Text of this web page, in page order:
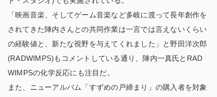
「映画音楽、そしてゲーム音楽など多岐に渡って長年創作を
されてきた陣内さんとの共同作業は一言では言えないくらい
の経験値と、新たな視野を与えてくれました」と野田洋次郎
(RADWIMPS)もコメントしている通り、陣内一真氏とRAD
WIMPSの化学反応にも注目だ。
また、ニューアルバム「すずめの戸締まり」の購入者を対象